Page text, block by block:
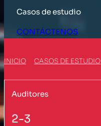
Casos de estudio
CONTÁCTENOS
INICIO CASOS DE ESTUDIO
Auditores
2-3